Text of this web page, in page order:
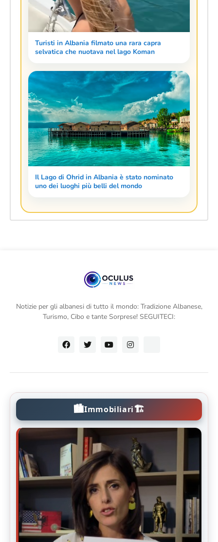
Turisti in Albania filmato una rara capra
selvatica che nuotava nel lago Koman
Il Lago di Ohrid in Albania è stato nominato
uno dei luoghi più belli del mondo
Notizie per gli albanesi di tutto il mondo: Tradizione Albanese,
Turismo, Cibo e tante Sorprese! SEGUITECI:
🏙️Immobiliari🏗️